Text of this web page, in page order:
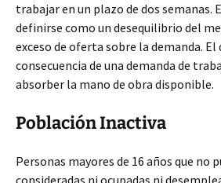
trabajar en un plazo de dos semanas.
definirse como un desequilibrio del
exceso de oferta sobre la demanda. El
consecuencia de una demanda de
absorber la mano de obra disponible.
Población Inactiva
Personas mayores de 16 años que no
consideradas ni ocupadas ni